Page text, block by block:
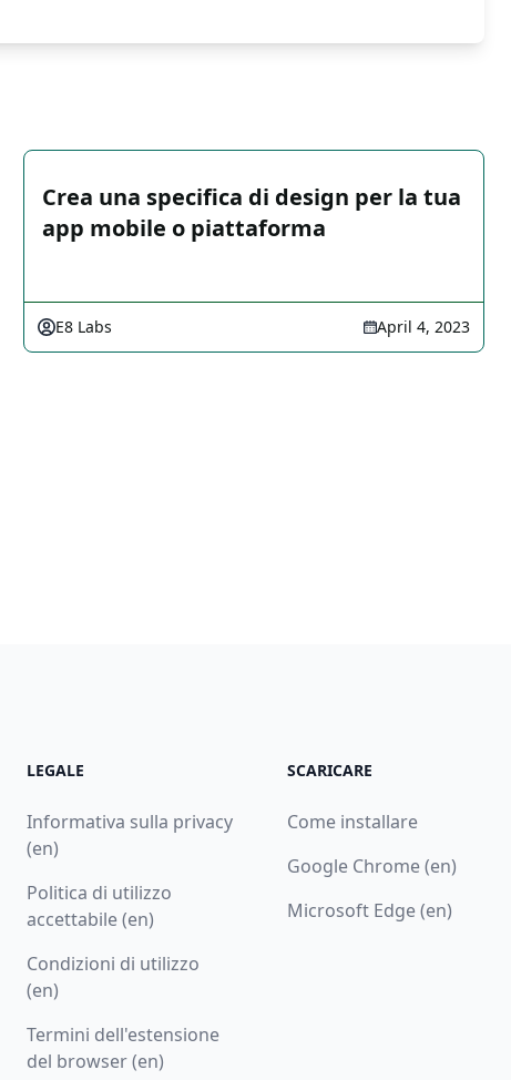
Crea una specifica di design per la tua
app mobile o piattaforma
E8 Labs April 4, 2023
LEGALE
Informativa sulla privacy
(en)
Politica di utilizzo
accettabile (en)
Condizioni di utilizzo
(en)
Termini dell'estensione
del browser (en)
SCARICARE
Come installare
Google Chrome (en)
Microsoft Edge (en)